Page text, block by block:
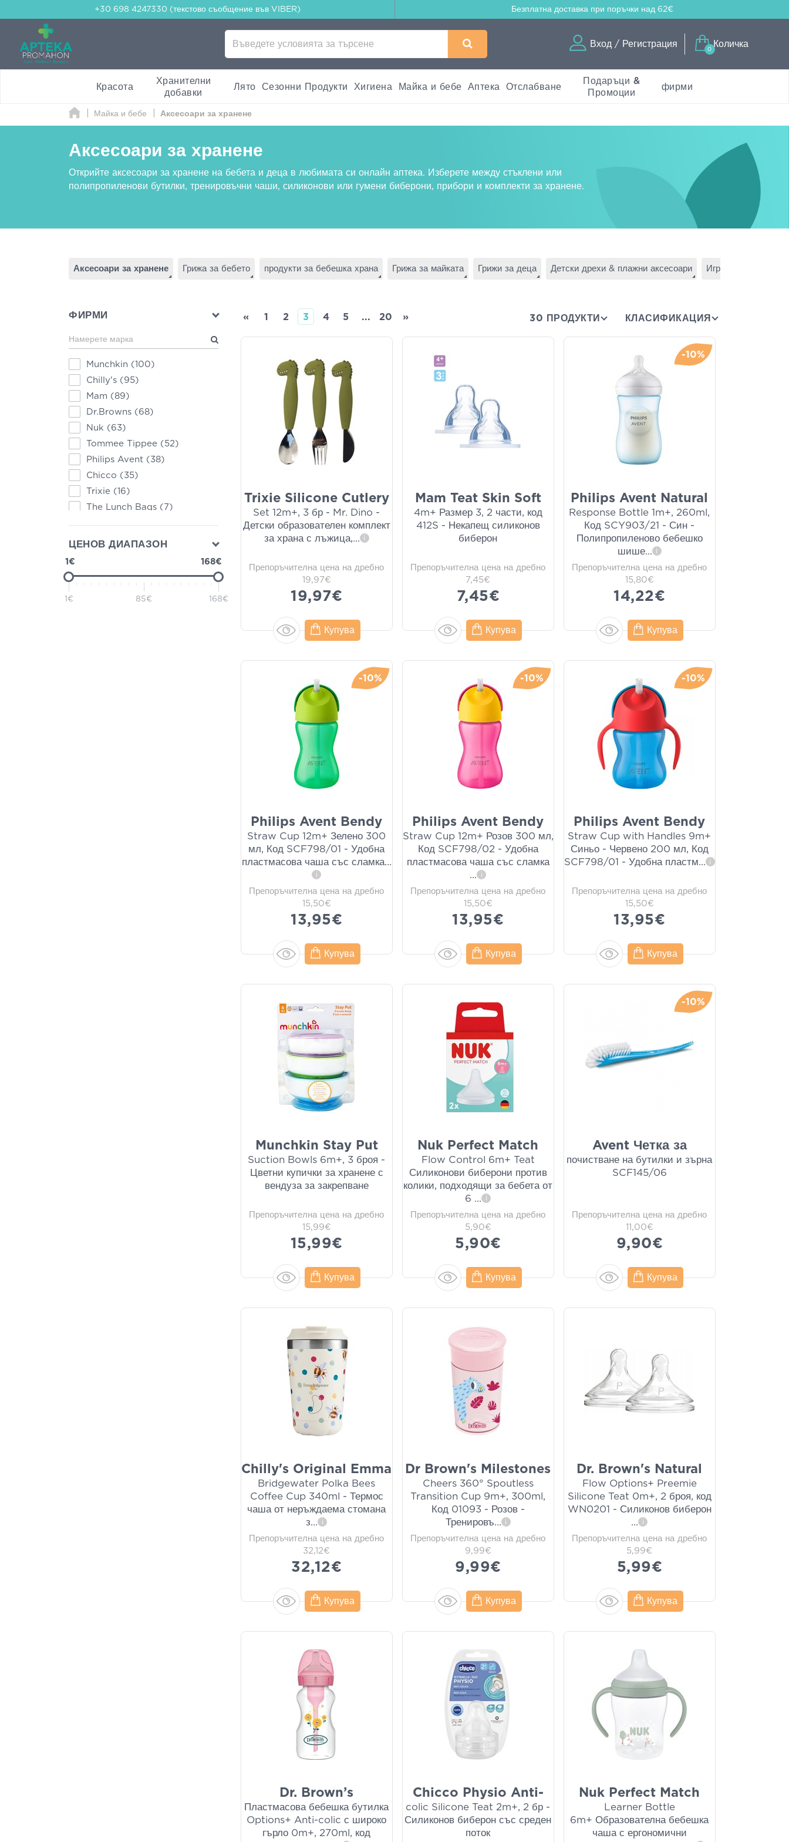
+30 698 4247330 (текстово съобщение във VIBER) Безплатна доставка при поръчки над 62€
Вход / Регистрация
0
Количка
Красота
Хранителни
добавки
Лято Сезонни Продукти Хигиена Майка и бебе Аптека Отслабване
Подаръци &
Промоции
фирми
Майка и бебе Аксесоари за хранене
Аксесоари за хранене
Открийте аксесоари за хранене на бебета и деца в любимата си онлайн аптека. Изберете между стъклени или
полипропиленови бутилки, тренировъчни чаши, силиконови или гумени биберони, прибори и комплекти за хранене.
Аксесоари за хранене Грижа за бебето продукти за бебешка храна Грижа за майката Грижи за деца Детски дрехи & плажни аксесоари Играчки -
ФИРМИ
Munchkin (100)
Chilly's (95)
Mam (89)
Dr.Browns (68)
Nuk (63)
Tommee Tippee (52)
Philips Avent (38)
Chicco (35)
Trixie (16)
The Lunch Bags (7)
b.box(7)
Cheeky Chompers
Matchstick Monkey
(2)
ЦЕНОВ ДИАПАЗОН
1€ 168€
1€ 85€ 168€
« 1 2 3 4 5 ... 20 » 30 ПРОДУКТИ КЛАСИФИКАЦИЯ
Trixie Silicone Cutlery
Set 12m+, 3 бр - Mr. Dino -
Детски образователен комплект
за храна с лъжица,... i
Препоръчителна цена на дребно
19,97€
19,97€
Купува
Mam Teat Skin Soft
4m+ Размер 3, 2 части, код
412S - Некапещ силиконов
биберон
Препоръчителна цена на дребно
7,45€
7,45€
Купува
-10%
Philips Avent Natural
Response Bottle 1m+, 260ml,
Код SCY903/21 - Син -
Полипропиленово бебешко
шише... i
Препоръчителна цена на дребно
15,80€
14,22€
Купува
-10%
Philips Avent Bendy
Straw Cup 12m+ Зелено 300
мл, Код SCF798/01 - Удобна
пластмасова чаша със сламка...
i
Препоръчителна цена на дребно
15,50€
13,95€
Купува
-10%
Philips Avent Bendy
Straw Cup 12m+ Розов 300 мл,
Код SCF798/02 - Удобна
пластмасова чаша със сламка
...
i
Препоръчителна цена на дребно
15,50€
13,95€
Купува
-10%
Philips Avent Bendy
Straw Cup with Handles 9m+
Синьо - Червено 200 мл, Код
SCF798/01 - Удобна пластм... i
Препоръчителна цена на дребно
15,50€
13,95€
Купува
Munchkin Stay Put
Suction Bowls 6m+, 3 броя -
Цветни купички за хранене с
вендуза за закрепване
Препоръчителна цена на дребно
15,99€
15,99€
Купува
Nuk Perfect Match
Flow Control 6m+ Teat
Силиконови биберони против
колики, подходящи за бебета от
6 ... i
Препоръчителна цена на дребно
5,90€
5,90€
Купува
-10%
Avent Четка за
почистване на бутилки и зърна
SCF145/06
Препоръчителна цена на дребно
11,00€
9,90€
Купува
Chilly's Original Emma
Bridgewater Polka Bees
Coffee Cup 340ml - Термос
чаша от неръждаема стомана
з... i
Препоръчителна цена на дребно
32,12€
32,12€
Купува
Dr Brown's Milestones
Cheers 360° Spoutless
Transition Cup 9m+, 300ml,
Код 01093 - Розов -
Тренировъ... i
Препоръчителна цена на дребно
9,99€
9,99€
Купува
Dr. Brown's Natural
Flow Options+ Preemie
Silicone Teat 0m+, 2 броя, код
WN0201 - Силиконов биберон
...
i
Препоръчителна цена на дребно
5,99€
5,99€
Купува
Dr. Brown’s
Пластмасова бебешка бутилка
Options+ Anti-colic с широко
гърло 0m+, 270ml, код
Chicco Physio Anti-
colic Silicone Teat 2m+, 2 бр -
Силиконов биберон със среден
поток
Nuk Perfect Match
Learner Bottle
6m+ Образователна бебешка
чаша с ергономични